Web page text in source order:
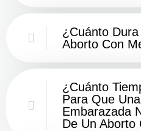
¿Cuánto
Aborto Con
¿Cuánto
Para Que
Embarazada
De Un Aborto